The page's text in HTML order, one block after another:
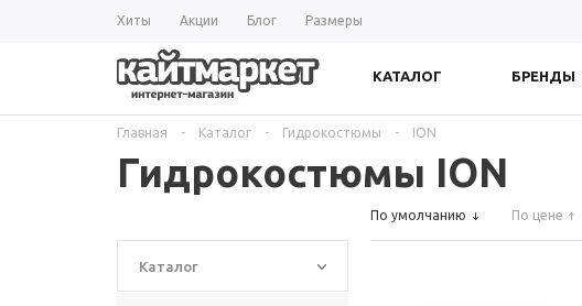
Хиты Акции Блог Размеры
КАТАЛОГ БРЕНДЫ
Главная - Каталог - Гидрокостюмы - ION
Гидрокостюмы ION
Каталог
По умолчанию По цене